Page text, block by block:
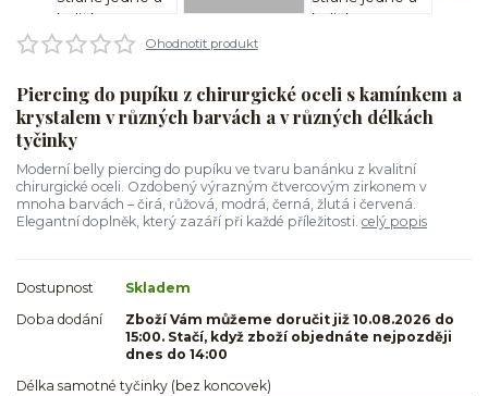
Ohodnotit produkt
Piercing do pupíku z chirurgické oceli s kamínkem a
krystalem v různých barvách a v různých délkách
tyčinky
Moderní belly piercing do pupíku ve tvaru banánku z kvalitní
chirurgické oceli. Ozdobený výrazným čtvercovým zirkonem v
mnoha barvách – čirá, růžová, modrá, černá, žlutá i červená.
Elegantní doplněk, který zazáří při každé příležitosti. celý popis
Dostupnost
Skladem
Doba dodání
Zboží Vám můžeme doručit již 10.08.2026 do
15:00. Stačí, když zboží objednáte nejpozději
dnes do 14:00
Délka samotné tyčinky (bez koncovek)